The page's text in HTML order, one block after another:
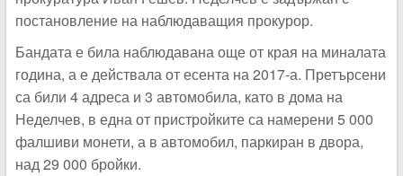
постановление на наблюдаващия прокурор.
Бандата е била наблюдавана още от края на миналата
година, а е действала от есента на 2017-а. Претърсени
са били 4 адреса и 3 автомобила, като в дома на
Неделчев, в една от пристройките са намерени 5 000
фалшиви монети, а в автомобил, паркиран в двора,
над 29 000 бройки.